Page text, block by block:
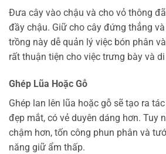
Đưa cây vào chậu và cho vỏ thông
đầy chậu. Giữ cho cây đứng thẳng
trồng này dễ quản lý việc bón phân
rất thuận tiện cho việc trưng bày và
Ghép Lũa Hoặc Gỗ
Ghép lan lên lũa hoặc gỗ sẽ tạo ra
đẹp mắt, có vẻ duyên dáng hơn. Tuy
chậm hơn, tốn công phun phân và
năng giữ ẩm thấp.